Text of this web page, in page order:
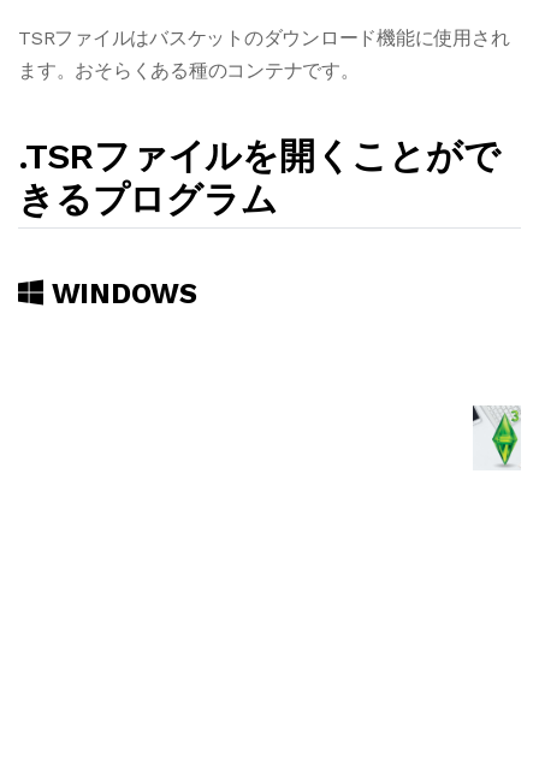
TSRファイルはバスケットのダウンロード機能に使用され
ます。おそらくある種のコンテナです。
.TSRファイルを開くことがで
きるプログラム
WINDOWS